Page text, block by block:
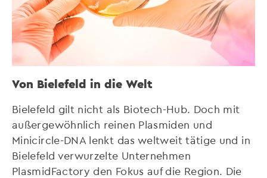
Von Bielefeld in die Welt
Bielefeld gilt nicht als Biotech-Hub. Doch mit
außergewöhnlich reinen Plasmiden und
Minicircle-DNA lenkt das weltweit tätige und in
Bielefeld verwurzelte Unternehmen
PlasmidFactory den Fokus auf die Region. Die